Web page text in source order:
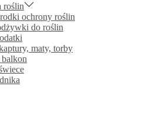
roślin
ochrony roślin
do roślin
maty, torby